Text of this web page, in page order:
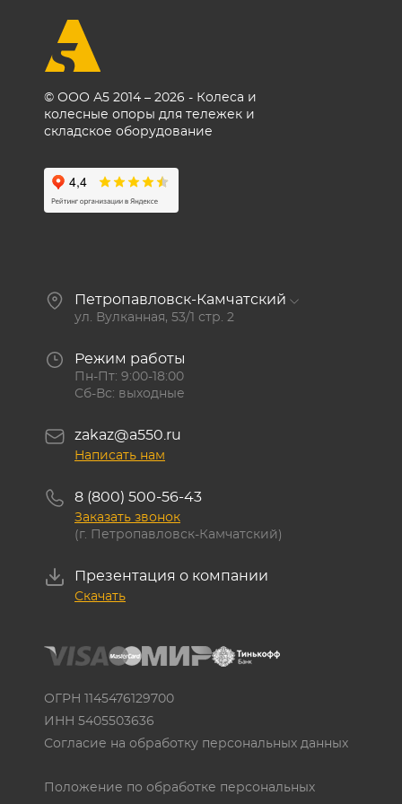
© ООО А5 2014 – 2026 - Колеса и
колесные опоры для тележек и
складское оборудование
Петропавловск-Камчатский
ул. Вулканная, 53/1 стр. 2
Режим работы
Пн-Пт: 9:00-18:00
Сб-Вс: выходные
zakaz@a550.ru
Написать нам
8 (800) 500-56-43
Заказать звонок
(г. Петропавловск-Камчатский)
Презентация о компании
Скачать
ОГРН 1145476129700
ИНН 5405503636
Согласие на обработку персональных данных
Положение по обработке персональных